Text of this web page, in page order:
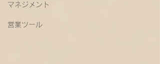
マネジメント
営業ツール